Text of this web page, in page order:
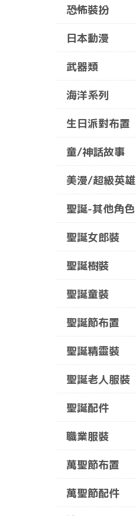
恐怖裝扮
日本動漫
武器類
海洋系列
生日派對布置
童/神話故事
美漫/超級英雄
聖誕-其他角色
聖誕女郎裝
聖誕樹裝
聖誕童裝
聖誕節布置
聖誕精靈裝
聖誕老人服裝
聖誕配件
職業服裝
萬聖節布置
萬聖節配件